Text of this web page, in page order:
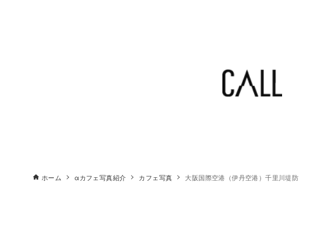
ホーム αカフェ写真紹介 カフェ写真 大阪国際空港（伊丹空港）千里川堤防